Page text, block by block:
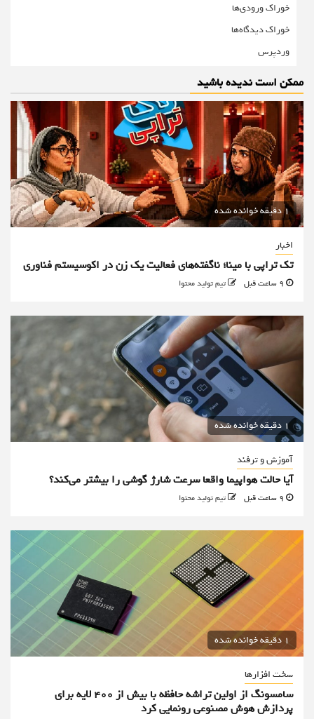
خوراک ورودی‌ها
خوراک دیدگاه‌ها
وردپرس
ممکن است ندیده باشید
1 دقیقه خوانده شده
اخبار
تک تراپی با مینا؛ ناگفته‌های فعالیت یک زن در اکوسیستم فناوری
تیم تولید محتوا
1 دقیقه خوانده شده
آموزش و ترفند
آیا حالت هواپیما واقعا سرعت شارژ گوشی را بیشتر می‌کند؟
تیم تولید محتوا
1 دقیقه خوانده شده
سخت افزارها
سامسونگ از اولین تراشه حافظه با بیش از ۴۰۰ لایه برای
پردازش هوش مصنوعی رونمایی کرد